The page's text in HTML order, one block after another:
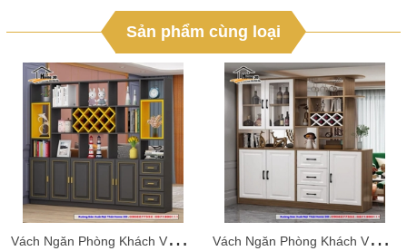
Sản phẩm cùng loại
V
ách Ngăn Phòng Khách Và Bếp ( Xưởng Nội Thất Home 3D ) V
ách Ngăn Phòng Khách Và Bếp ( Xưởng Nội Thất Home 3D )